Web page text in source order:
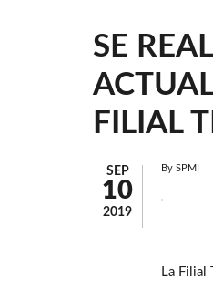
SE
FILIAL
SEP
10
2019
By SPMI
La Filial